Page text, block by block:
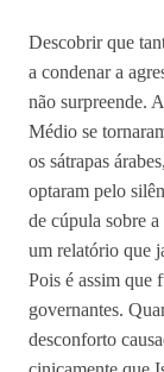
Descobrir que
a condenar a
não surpreende.
Médio se
os sátrapas
optaram pelo
de cúpula sobre
um relatório que
Pois é assim que
governantes.
desconforto